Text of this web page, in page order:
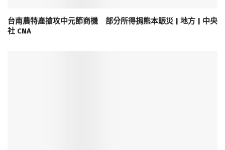
台南農特產搶攻中元節商機 部分所得捐熊本賑災 | 地方 | 中央
社 CNA